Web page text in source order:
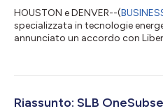
HOUSTON e DENVER--(
specializzata in tecnologie
annunciato un accordo con
nuovi progetti di data center in
infrastrutture modulari,
Riassunto: SLB